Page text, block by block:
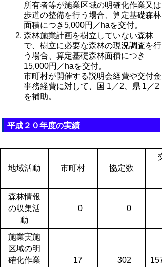
所有者等が施業区域の明確化作業又は
歩道の整備を行う場合、算定基礎森林
面積につき5,000円／haを交付。
森林施業計画を樹立していない森林
で、樹立に必要な森林の現況調査を行
う場合、算定基礎森林面積につき
15,000円／haを交付。
市町村が開催する説明会経費や交付金
事務経費に対して、国 1／2、県 1／2
を補助。
平成２０年度の実績
地域活動 市町村 協定数
森林情報
の収集活
動
0 0
施業実施
区域の明
確化作業
17 302